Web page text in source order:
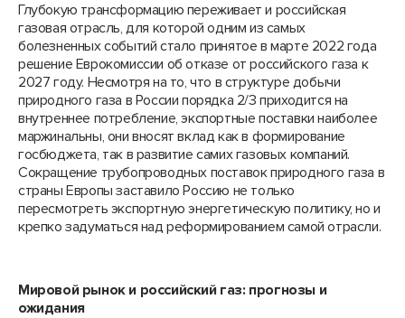
Глубокую трансформацию переживает и российская
газовая отрасль, для которой одним из самых
болезненных событий стало принятое в марте 2022 года
решение Еврокомиссии об отказе от российского газа к
2027 году. Несмотря на то, что в структуре добычи
природного газа в России порядка 2/3 приходится на
внутреннее потребление, экспортные поставки наиболее
маржинальны, они вносят вклад как в формирование
госбюджета, так в развитие самих газовых компаний.
Сокращение трубопроводных поставок природного газа в
страны Европы заставило Россию не только
пересмотреть экспортную энергетическую политику, но и
крепко задуматься над реформированием самой отрасли.
Мировой рынок и российский газ: прогнозы и
ожидания